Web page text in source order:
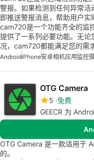
警报。如果检测到任何异常
即推送警报消息，帮助用户实
cam720是一个功能齐全的监
提供了一系列必要功能。无
况，cam720都能满足您的需求
AndroidiPhone安卓相机应用监控
OTG Camera
5 免费
GEECR 为
OTG Camera 是一款适用于
的。